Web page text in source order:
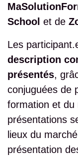
School et de
Les
description
présentés,
conjuguées de
formation et du
présentations
lieux du
présentation